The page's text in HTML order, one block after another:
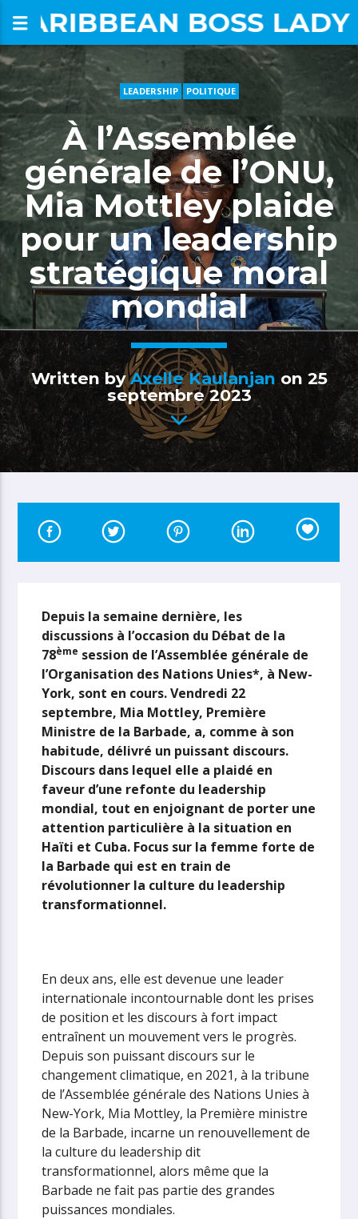
CARIBBEAN BOSS LADY
LEADERSHIP POLITIQUE
À l’Assemblée
générale de l’ONU,
Mia Mottley plaide
pour un leadership
stratégique moral
mondial
Written byAxelle Kaulanjan on 25
septembre 2023
Depuis la semaine dernière, les
discussions à l’occasion du Débat de la
78ème session de l’Assemblée générale de
l’Organisation des Nations Unies*, à New-
York, sont en cours. Vendredi 22
septembre, Mia Mottley, Première
Ministre de la Barbade, a, comme à son
habitude, délivré un puissant discours.
Discours dans lequel elle a plaidé en
faveur d’une refonte du leadership
mondial, tout en enjoignant de porter une
attention particulière à la situation en
Haïti et Cuba. Focus sur la femme forte de
la Barbade qui est en train de
révolutionner la culture du leadership
transformationnel.
En deux ans, elle est devenue une leader
internationale incontournable dont les prises
de position et les discours à fort impact
entraînent un mouvement vers le progrès.
Depuis son puissant discours sur le
changement climatique, en 2021, à la tribune
de l’Assemblée générale des Nations Unies à
New-York, Mia Mottley, la Première ministre
de la Barbade, incarne un renouvellement de
la culture du leadership dit
transformationnel, alors même que la
Barbade ne fait pas partie des grandes
puissances mondiales.